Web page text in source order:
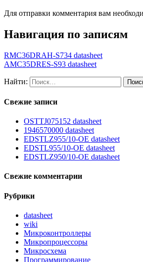
Для отправки комментария вам
Навигация по записям
RMC36DRAH-S734 datasheet
AMC35DRES-S93 datasheet
Найти:
Свежие записи
OSTTJ075152 datasheet
1946570000 datasheet
EDSTLZ955/10-OE datasheet
EDSTL955/10-OE datasheet
EDSTLZ950/10-OE datasheet
Свежие комментарии
Рубрики
datasheet
wiki
Микроконтроллеры
Микропроцессоры
Микросхема
Программирование